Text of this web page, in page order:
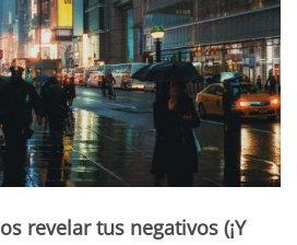
revelar tus negativos (¡Y